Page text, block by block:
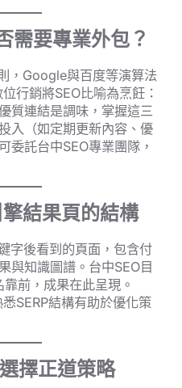
需要專業外包？
，Google與百度等演算法
行銷將SEO比喻為烹飪：
質連結是調味，掌握這三
入（如定期更新內容、優
委託台中SEO專業團隊，
擎結果頁的結構
字後看到的頁面，包含付
與知識圖譜。台中SEO目
前，成果在此呈現。
SERP結構有助於優化策
擇正道策略